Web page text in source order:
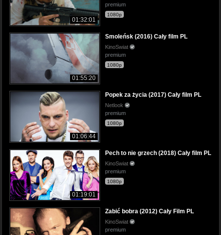
01:32:01
premium
1080p
01:55:20
Smoleńsk (2016) Cały film PL
KinoSwiat
premium
1080p
01:06:44
Popek za życia (2017) Cały film PL
Netlook
premium
1080p
01:19:01
Pech to nie grzech (2018) Cały film PL
KinoSwiat
premium
1080p
Zabić bobra (2012) Cały Film PL
KinoSwiat
premium